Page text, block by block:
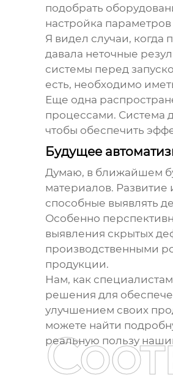
подобрать
настройка
Я видел случаи, когда
давала неточные
системы перед
есть, необходимо
Еще одна
процессами. Система
чтобы обеспечить
Будущее
Думаю, в ближайшем
материалов. Развитие
способные выявлять
Особенно
выявления скрытых
производственными
продукции.
Нам, как
решения для
улучшением своих
можете найти
реальную пользу